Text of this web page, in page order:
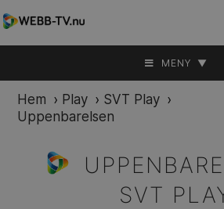
MENY ▼
Hem › Play › SVT Play ›
Uppenbarelsen
SVT